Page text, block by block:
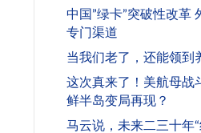
中国”绿卡”突破性改革
专门渠道
当我们老了，还能领到
这次真来了！美航母战
鲜半岛变局再现？
马云说，未来二三十年